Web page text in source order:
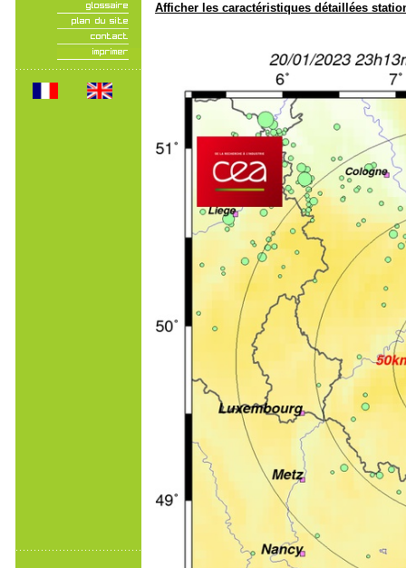
Afficher les caractéristiques détaillées